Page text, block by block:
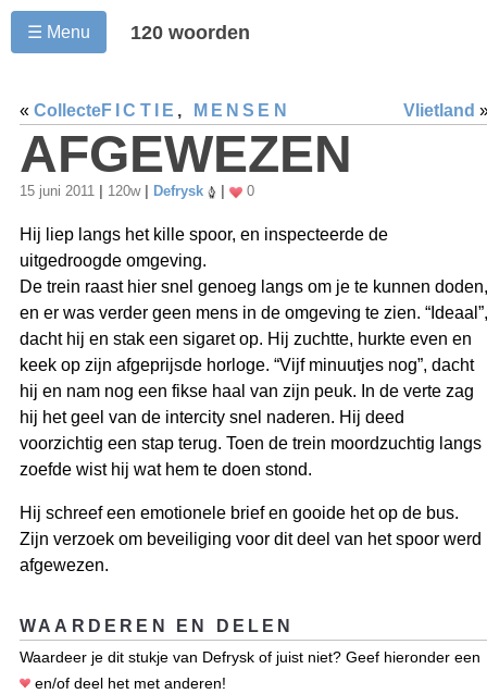
☰ Menu 120 woorden
« Collecte Vlietland
FICTIE , MENSEN
AFGEWEZEN
15 juni 2011 120w Defrysk 0
Hij liep langs het kille spoor, en inspecteerde de
uitgedroogde omgeving.
De trein raast hier snel genoeg langs om je te kunnen doden,
en er was verder geen mens in de omgeving te zien. “Ideaal”,
dacht hij en stak een sigaret op. Hij zuchtte, hurkte even en
keek op zijn afgeprijsde horloge. “Vijf minuutjes nog”, dacht
hij en nam nog een fikse haal van zijn peuk. In de verte zag
hij het geel van de intercity snel naderen. Hij deed
voorzichtig een stap terug. Toen de trein moordzuchtig langs
zoefde wist hij wat hem te doen stond.
Hij schreef een emotionele brief en gooide het op de bus.
Zijn verzoek om beveiliging voor dit deel van het spoor werd
afgewezen.
WAARDEREN EN DELEN
Waardeer je dit stukje van Defrysk of juist niet? Geef hieronder een
en/of deel het met anderen!